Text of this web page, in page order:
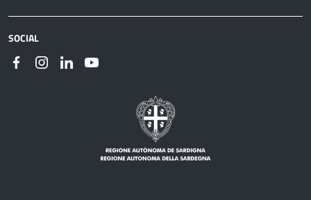
SOCIAL